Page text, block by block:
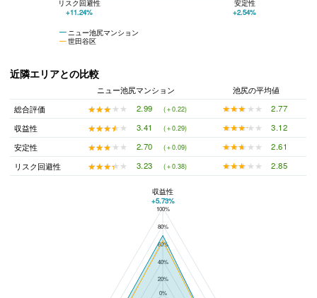
ニュー池尻マンション
世田谷区
リスク回避性
+11.24%
安定性
+2.54%
近隣エリアとの比較
ニュー池尻マンション
池尻の平均値
総合評価
★★★★★
★★★★★ 2.99 (＋0.22) ★★★★★
★★★★★
2.77
収益性
★★★★★
★★★★★ 3.41 (＋0.29) ★★★★★
★★★★★
3.12
安定性
★★★★★
★★★★★ 2.70 (＋0.09) ★★★★★
★★★★★
2.61
リスク回避性
★★★★★
★★★★★ 3.23 (＋0.38) ★★★★★
★★★★★ 2.85
ニュー池尻マンションと池尻の平均値の総合評価の比較
100%
80%
60%
40%
20%
0%
収益性
+5.73%